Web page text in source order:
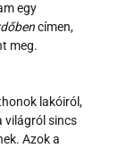
egy
címen,
meg.
lakóiról,
világról sincs
Azok a